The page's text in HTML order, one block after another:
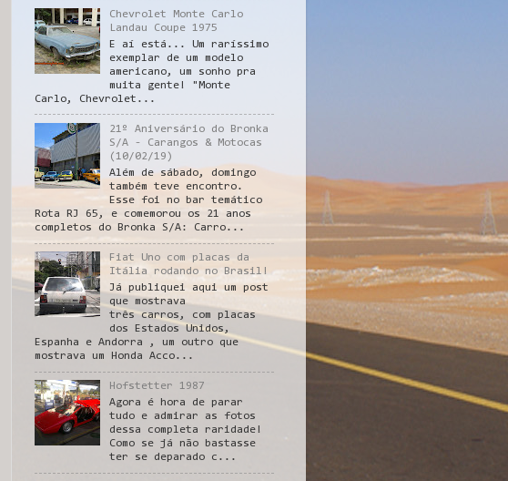
Chevrolet Monte Carlo
Landau Coupe 1975
E aí está... Um raríssimo
exemplar de um modelo
americano, um sonho pra
muita gente! "Monte
Carlo, Chevrolet...
21º Aniversário do Bronka
S/A - Carangos & Motocas
(10/02/19)
Além de sábado, domingo
também teve encontro.
Esse foi no bar temático
Rota RJ 65, e comemorou os 21 anos
completos do Bronka S/A: Carro...
Fiat Uno com placas da
Itália rodando no Brasil!
Já publiquei aqui um post
que mostrava
três carros, com placas
dos Estados Unidos,
Espanha e Andorra , um outro que
mostrava um Honda Acco...
Hofstetter 1987
Agora é hora de parar
tudo e admirar as fotos
dessa completa raridade!
Como se já não bastasse
ter se deparado c...